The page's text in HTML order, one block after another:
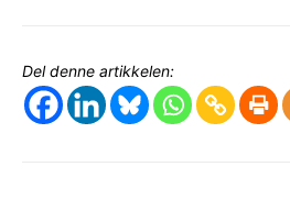
Del denne artikkelen: